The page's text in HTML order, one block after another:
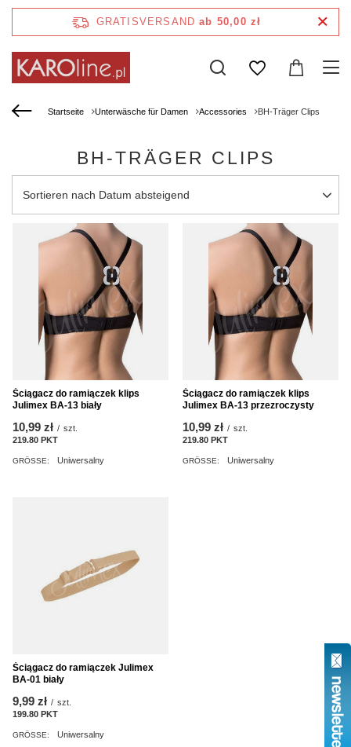
GRATISVERSAND ab 50,00 zł
Startseite Unterwäsche für Damen Accessories BH-Träger Clips
BH-TRÄGER CLIPS
Sortierung ändern
Sortieren nach Datum absteigend
Ściągacz do ramiączek klips
Julimex BA-13 biały
10,99 zł / szt.
219.80 PKT
GRÖSSE: Uniwersalny
Ściągacz do ramiączek klips
Julimex BA-13 przezroczysty
10,99 zł / szt.
219.80 PKT
GRÖSSE: Uniwersalny
Ściągacz do ramiączek Julimex
BA-01 biały
9,99 zł / szt.
199.80 PKT
GRÖSSE: Uniwersalny